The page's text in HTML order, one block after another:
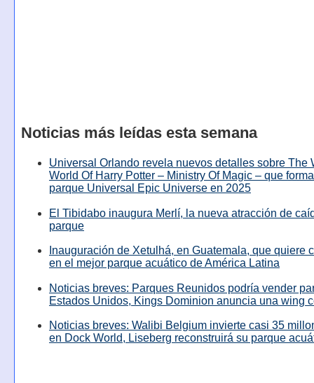
Noticias más leídas esta semana
Universal Orlando revela nuevos detalles sobre The
World Of Harry Potter – Ministry Of Magic – que
parque Universal Epic Universe en 2025
El Tibidabo inaugura Merlí, la nueva atracción de
parque
Inauguración de Xetulhá, en Guatemala, que quiere
en el mejor parque acuático de América Latina
Noticias breves: Parques Reunidos podría vender
Estados Unidos, Kings Dominion anuncia una wing
Noticias breves: Walibi Belgium invierte casi 35
en Dock World, Liseberg reconstruirá su parque